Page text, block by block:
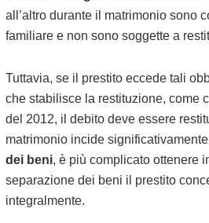
all’altro durante il matrimonio sono
familiare e non sono soggette a
Tuttavia, se il prestito eccede tali
che stabilisce la restituzione, come
del 2012, il debito deve essere
matrimonio incide
dei beni, è più complicato ottenere
separazione dei beni il prestito
integralmente.